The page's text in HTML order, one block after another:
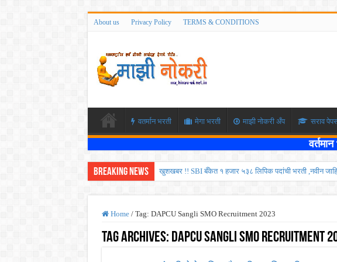
About us Privacy Policy TERMS & CONDITIONS
वतर्मान भरती मेगा भरती माझी नोकरी अँप सराव
Breaking News खुशखबर !! SBI बँकेत १ हजार ५३८ लिपिक पदांची भरती ,नवीन
Home / Tag: DAPCU Sangli SMO Recruitment 2023
Tag Archives: DAPCU Sangli SMO Recruitment